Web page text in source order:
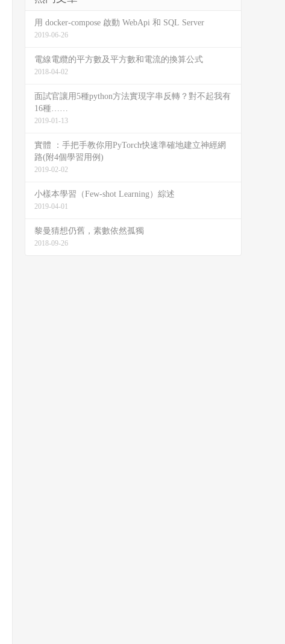
用 docker-compose 啟動 WebApi 和 SQL Server
2019-06-26
電線電纜的平方數及平方數和電流的換算公式
2018-04-02
面試官讓用5種python方法實現字串反轉？對不起我有
16種……
2019-01-13
實體 ：手把手教你用PyTorch快速準確地建立神經網
路(附4個學習用例)
2019-02-02
小樣本學習（Few-shot Learning）綜述
2019-04-01
黎曼猜想仍舊，素數依然孤獨
2018-09-26